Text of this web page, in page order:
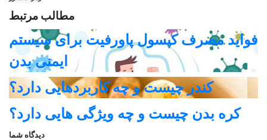
مطالب مرتبط
فواید مصرف کپسول پاورفیت برای سیستم
ایمنی بدن
کندر چیست و چه کاربردهایی دارد؟
کره بدن چیست و چه ویژگی هایی دارد؟
دیدگاه شما